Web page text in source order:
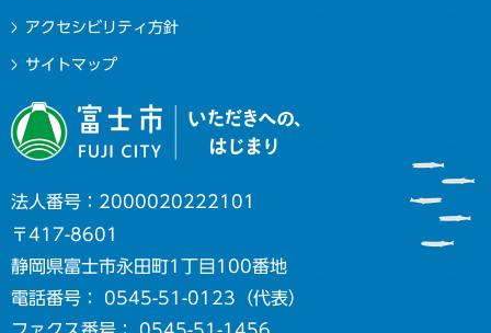
アクセシビリティ方針
サイトマップ
法人番号：2000020222101
〒417-8601
静岡県富士市永田町1丁目100番地
電話番号： 0545-51-0123（代表）